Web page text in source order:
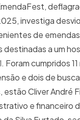
investiga
de emendas
destinadas a um
Foram cumpridos
e dois de
estão Cliver André
e financeiro